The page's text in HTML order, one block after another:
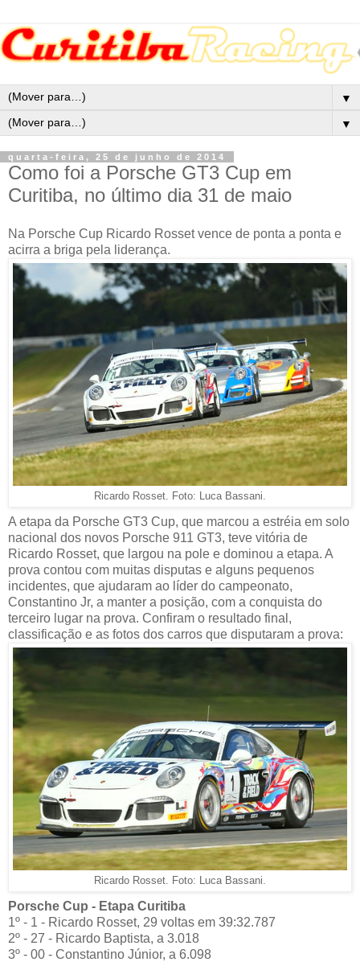
▼
▼
quarta-feira, 25 de junho de 2014
Como foi a Porsche GT3 Cup em
Curitiba, no último dia 31 de maio
Na Porsche Cup Ricardo Rosset vence de ponta a ponta e
acirra a briga pela liderança.
Ricardo Rosset. Foto: Luca Bassani.
A etapa da Porsche GT3 Cup, que marcou a estréia em solo
nacional dos novos Porsche 911 GT3, teve vitória de
Ricardo Rosset, que largou na pole e dominou a etapa. A
prova contou com muitas disputas e alguns pequenos
incidentes, que ajudaram ao líder do campeonato,
Constantino Jr, a manter a posição, com a conquista do
terceiro lugar na prova. Confiram o resultado final,
classificação e as fotos dos carros que disputaram a prova:
Ricardo Rosset. Foto: Luca Bassani.
Porsche Cup - Etapa Curitiba
1º - 1 - Ricardo Rosset, 29 voltas em 39:32.787
2º - 27 - Ricardo Baptista, a 3.018
3º - 00 - Constantino Júnior, a 6.098